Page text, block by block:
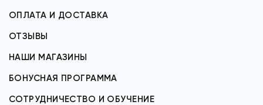
ОПЛАТА И ДОСТАВКА
ОТЗЫВЫ
НАШИ МАГАЗИНЫ
БОНУСНАЯ ПРОГРАММА
СОТРУДНИЧЕСТВО И ОБУЧЕНИЕ